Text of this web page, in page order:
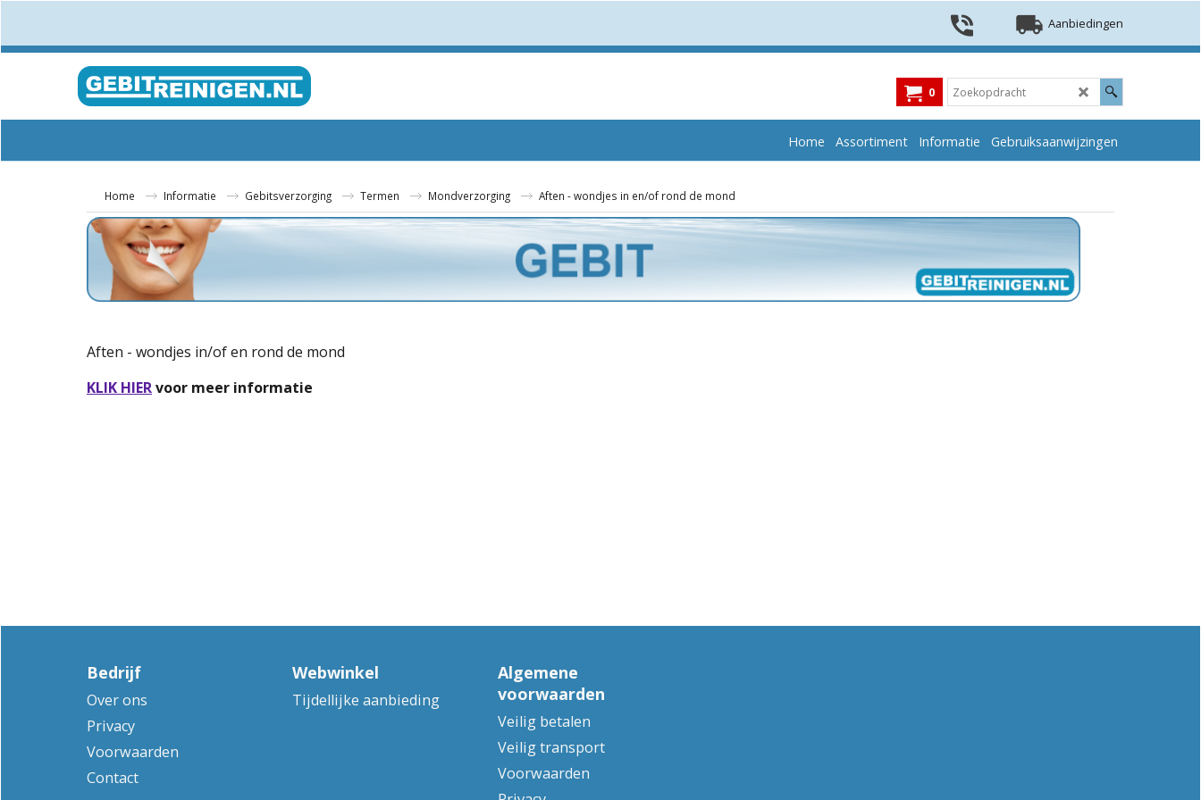
Aanbiedingen
0
Home Assortiment Informatie Gebruiksaanwijzingen
Home Informatie Gebitsverzorging Termen Mondverzorging Aften - wondjes in en/of rond de mond
Aften - wondjes in/of en rond de mond
KLIK HIERvoor meer informatie
Bedrijf
Over ons
Privacy
Voorwaarden
Contact
Webwinkel
Tijdellijke aanbieding
Algemene
voorwaarden
Veilig betalen
Veilig transport
Voorwaarden